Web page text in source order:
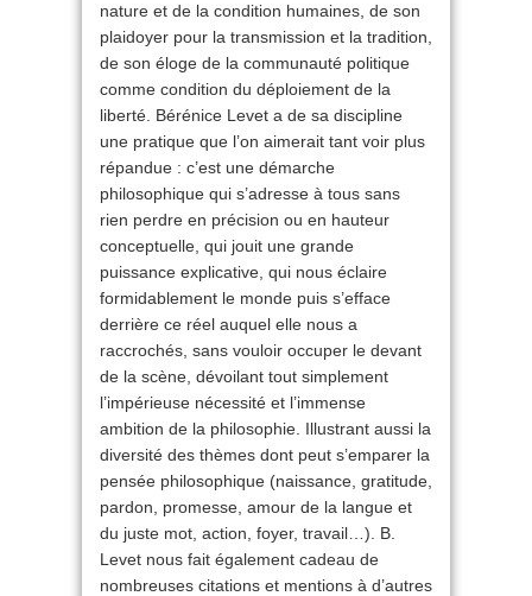
nature et de la condition humaines, de son
plaidoyer pour la transmission et la tradition,
de son éloge de la communauté politique
comme condition du déploiement de la
liberté. Bérénice Levet a de sa discipline
une pratique que l’on aimerait tant voir plus
répandue : c’est une démarche
philosophique qui s’adresse à tous sans
rien perdre en précision ou en hauteur
conceptuelle, qui jouit une grande
puissance explicative, qui nous éclaire
formidablement le monde puis s’efface
derrière ce réel auquel elle nous a
raccrochés, sans vouloir occuper le devant
de la scène, dévoilant tout simplement
l’impérieuse nécessité et l’immense
ambition de la philosophie. Illustrant aussi la
diversité des thèmes dont peut s’emparer la
pensée philosophique (naissance, gratitude,
pardon, promesse, amour de la langue et
du juste mot, action, foyer, travail…). B.
Levet nous fait également cadeau de
nombreuses citations et mentions à d’autres